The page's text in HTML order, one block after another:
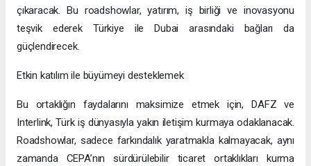
çıkaracak. Bu roadshowlar, yatırım, iş birliği ve inovasyonu
teşvik ederek Türkiye ile Dubai arasındaki bağları da
güçlendirecek.
Etkin katılım ile büyümeyi desteklemek
Bu ortaklığın faydalarını maksimize etmek için, DAFZ ve
Interlink, Türk iş dünyasıyla yakın iletişim kurmaya odaklanacak.
Roadshowlar, sadece farkındalık yaratmakla kalmayacak, aynı
zamanda CEPA’nın sürdürülebilir ticaret ortaklıkları kurma